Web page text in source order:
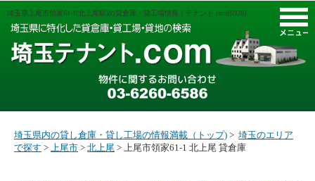
埼玉県上尾市領家61-1(北上尾駅)の貸倉庫・貸工場情報｜テナント.com[6928]
埼玉県内の貸し倉庫・貸し工場の情報満載（トップ) > 埼玉のエリア
で探す > 上尾市 > 北上尾 > 上尾市領家61-1 北上尾 貸倉庫